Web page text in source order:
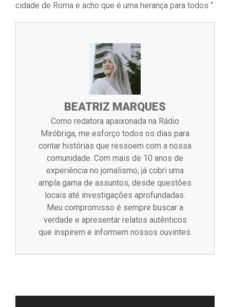
cidade de Roma e acho que é uma herança para todos “.
BEATRIZ MARQUES
Como redatora apaixonada na Rádio
Miróbriga, me esforço todos os dias para
contar histórias que ressoem com a nossa
comunidade. Com mais de 10 anos de
experiência no jornalismo, já cobri uma
ampla gama de assuntos, desde questões
locais até investigações aprofundadas.
Meu compromisso é sempre buscar a
verdade e apresentar relatos autênticos
que inspirem e informem nossos ouvintes.